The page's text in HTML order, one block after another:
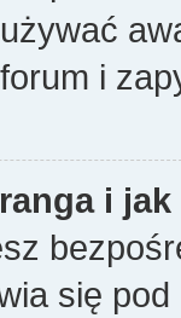
i
i
się